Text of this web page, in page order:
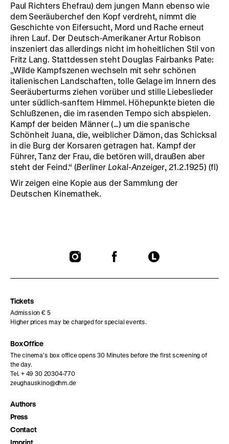
Paul Richters Ehefrau) dem jungen Mann ebenso wie
dem Seeräuberchef den Kopf verdreht, nimmt die
Geschichte von Eifersucht, Mord und Rache erneut
ihren Lauf. Der Deutsch-Amerikaner Artur Robison
inszeniert das allerdings nicht im hoheitlichen Stil von
Fritz Lang. Stattdessen steht Douglas Fairbanks Pate:
„Wilde Kampfszenen wechseln mit sehr schönen
italienischen Landschaften, tolle Gelage im Innern des
Seeräuberturms ziehen vorüber und stille Liebeslieder
unter südlich-sanftem Himmel. Höhepunkte bieten die
Schlußzenen, die im rasenden Tempo sich abspielen.
Kampf der beiden Männer (…) um die spanische
Schönheit Juana, die, weiblicher Dämon, das Schicksal
in die Burg der Korsaren getragen hat. Kampf der
Führer, Tanz der Frau, die betören will, draußen aber
steht der Feind.“ (Berliner Lokal-Anzeiger, 21.2.1925) (fl)
Wir zeigen eine Kopie aus der Sammlung der
Deutschen Kinemathek.
To
To
To
Tickets
Admission € 5
Higher prices may be charged for special events.
Box Office
The cinema’s box office opens 30 Minutes before the first screening of
the day.
Tel. + 49 30 20304-770
zeughauskino@dhm.de
Authors
Press
Contact
Imprint